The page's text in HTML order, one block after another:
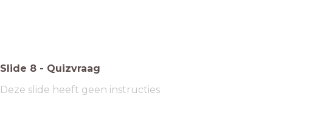
Slide 8 - Quizvraag
Deze slide heeft geen instructies